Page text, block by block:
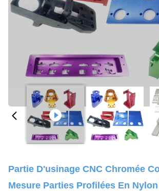
Partie D'usinage CNC Chromée
Mesure Parties Profilées En